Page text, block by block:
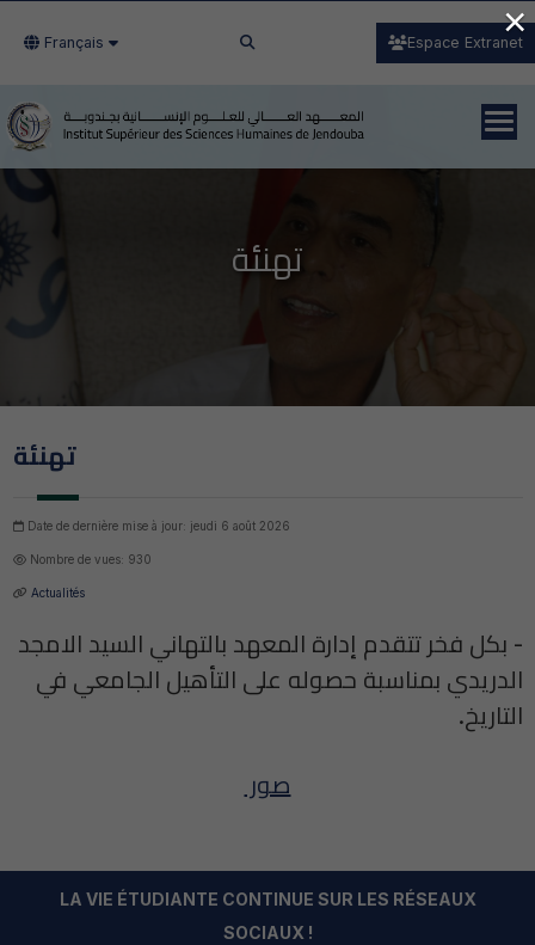
Français Espace Extranet
تهنئة
تهنئة
Date de dernière mise à jour: jeudi 6 août 2026
Nombre de vues: 930
Actualités
- بكل فخر تتقدم إدارة المعهد بالتهاني السيد الامجد
الدريدي بمناسبة حصوله على التأهيل الجامعي في
التاريخ.
صور
LA VIE ÉTUDIANTE CONTINUE SUR LES RÉSEAUX
SOCIAUX !
×